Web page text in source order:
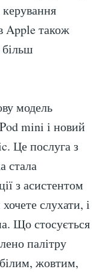
Apple також
модель
mini і новий
Це послуга з
стала
з асистентом
слухати, і
Що стосується
палітру
жовтим,